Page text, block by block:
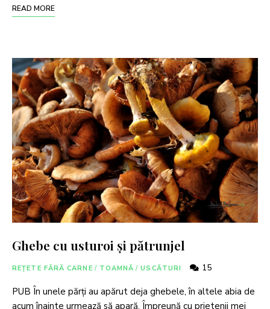
READ MORE
Ghebe cu usturoi și pătrunjel
REȚETE FĂRĂ CARNE / TOAMNĂ / USCĂTURI 15
PUB În unele părți au apărut deja ghebele, în altele abia de
acum înainte urmează să apară. Împreună cu prietenii mei